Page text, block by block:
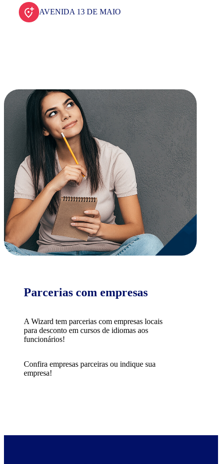
AVENIDA 13 DE MAIO
Parcerias com empresas
A Wizard tem parcerias com empresas locais
para desconto em cursos de idiomas aos
funcionários!
Confira empresas parceiras ou indique sua
empresa!